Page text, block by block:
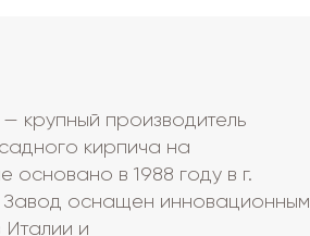
крупный производитель
кирпича на
основано в 1988 году в г.
оснащен инновационным
и